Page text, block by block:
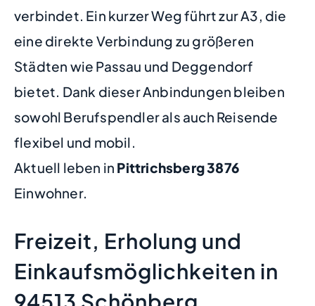
verbindet. Ein kurzer Weg führt zur A3, die
eine direkte Verbindung zu größeren
Städten wie Passau und Deggendorf
bietet. Dank dieser Anbindungen bleiben
sowohl Berufspendler als auch Reisende
flexibel und mobil.
Aktuell leben in Pittrichsberg3876
Einwohner.
Freizeit, Erholung und
Einkaufsmöglichkeiten in